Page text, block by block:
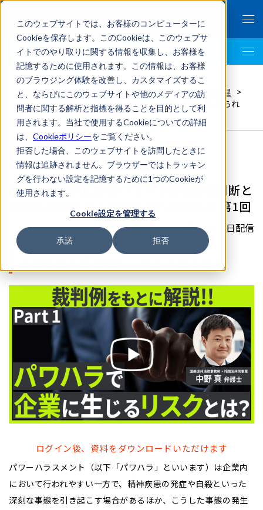
このウェブサイトでは、お客様のコンピューターに
Cookieを保存します。このCookieは、このウェブサ
イトでのやり取りに関する情報を収集し、お客様を
記憶するために使用されます。この情報は、お客様
のブラウジング体験を改善し、カスタマイズするこ
と、ならびにこのウェブサイトや他のメディアの訪
問者に関する解析と指標を得ることを目的として利
用されます。当社で使用するCookieについての詳細
は、 Cookieポリシーをご覧ください。
拒否した場合、このウェブサイトを訪問したときに
情報は追跡されません。ブラウザーではトラッキン
グを行わない設定を記憶するために1つのCookieが
使用されます。
Cookie設定を管理する
承諾 拒否
LegalTech AI Top
FRONTEO Legal Link Portal >
渥美坂井法律事務所・外国法共同事業 ,国内法務,危機管理 >
近時の裁判例にみるパワハラ該当性の判断と企業に求められ
るパワハラへの対処法 第1回
近時の裁判例にみるパワハラ該当性の判断と
企業に求められるパワハラへの対処法 第1回
2023年07月12日配信
ログイン後、資料をダウンロードいただけます
パワーハラスメント（以下「パワハラ」といいます）は企業内
において行われやすい一方で、精神疾患の発症や自殺といった
深刻な事態を引き起こす場合があるほか、こうした事態の発生